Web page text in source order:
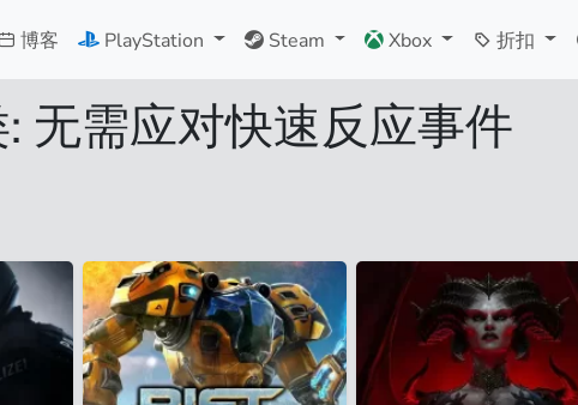
博客 PlayStation Steam Xbox 折扣
无需应对快速反应事件